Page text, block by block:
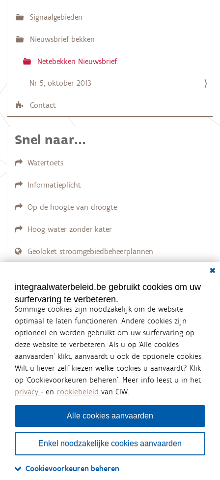
t
Signaalgebieden
Nieuwsbrief bekken
Netebekken Nieuwsbrief
Nr 5, oktober 2013
Contact
Snel naar...
Watertoets
Informatieplicht
Op de hoogte van droogte
Hoog water zonder kater
Geoloket stroomgebiedbeheerplannen
LOGIN VEREIST
integraalwaterbeleid.be gebruikt cookies om uw
surfervaring te verbeteren.
Sommige cookies zijn noodzakelijk om de website
optimaal te laten functioneren. Andere cookies zijn
optioneel en worden gebruikt om uw surfervaring op
deze website te verbeteren. Als u op ‘Alle cookies
aanvaarden’ klikt, aanvaardt u ook de optionele cookies.
Wilt u liever zelf kiezen welke cookies u aanvaardt? Klik
op ‘Cookievoorkeuren beheren’. Meer info leest u in het
privacy - en cookiebeleid van CIW.
Alle cookies aanvaarden
Enkel noodzakelijke cookies aanvaarden
Cookievoorkeuren beheren
Integraalwaterbeleid.be is een
officiële website van de Vlaamse
overheid
uitgegeven door Coördinatiecommissie Integraal
Waterbeleid
De Coördinatiecommissie Integraal Waterbeleid (CIW) is een
bestuursniveaus die bij het waterbeleid betrokken zijn. Ook
waterbedrijven nemen deel aan het overleg. Deze
samenwerking zorgt voor een gecoördineerde en
geïntegreerde aanpak van het waterbeleid en waterbeheer
in Vlaanderen.
OVER CIW DISCLAIMER PRIVACY